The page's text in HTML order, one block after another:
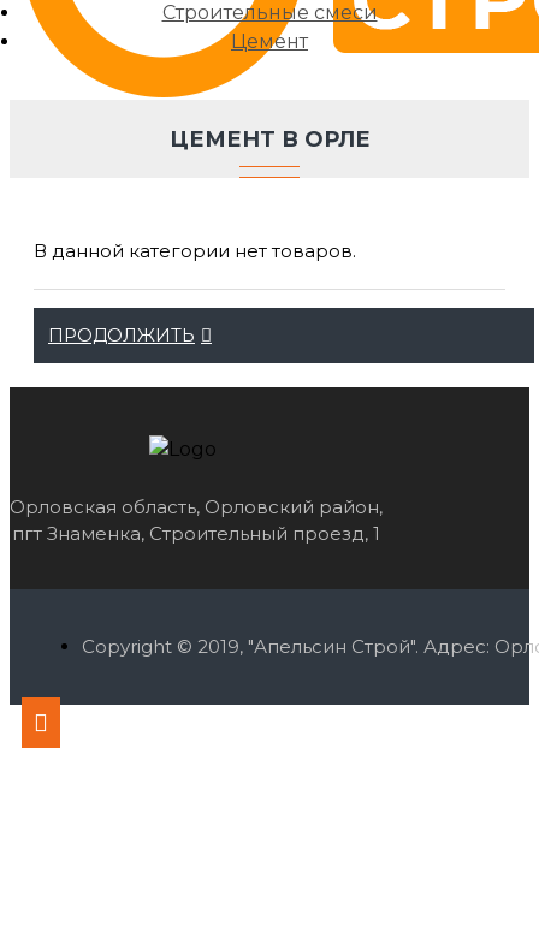
Строительные смеси
Цемент
ЦЕМЕНТ В ОРЛЕ
В данной категории нет товаров.
ПРОДОЛЖИТЬ
Орловская область, Орловский район,
пгт Знаменка, Строительный проезд, 1
Copyright © 2019, "Апельсин Строй". Адрес: